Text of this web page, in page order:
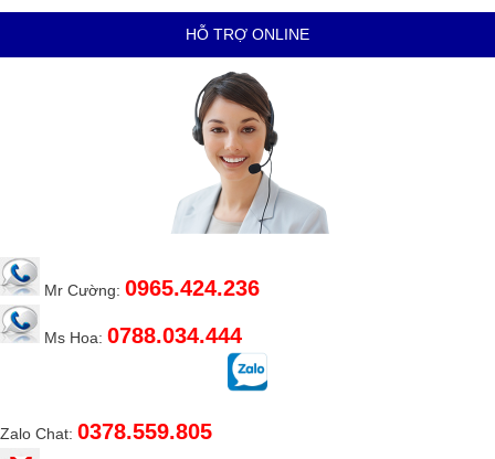
HỖ TRỢ ONLINE
Mr Cường: 0965.424.236
Ms Hoa: 0788.034.444
Zalo Chat: 0378.559.805